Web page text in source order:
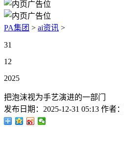
PA集团 > ai资讯 >
31
12
2025
把泡沫视为手艺演进的一部门
发布日期： 2025-12-31 05:13 作者：